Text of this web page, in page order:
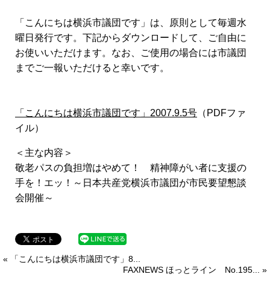
「こんにちは横浜市議団です」は、原則として毎週水
曜日発行です。下記からダウンロードして、ご自由に
お使いいただけます。なお、ご使用の場合には市議団
までご一報いただけると幸いです。
「こんにちは横浜市議団です」2007.9.5号 （PDFファ
イル）
＜主な内容＞
敬老パスの負担増はやめて！ 精神障がい者に支援の
手を！エッ！～日本共産党横浜市議団が市民要望懇談
会開催～
« 「こんにちは横浜市議団です」8...
FAXNEWS ほっとライン No.195... »